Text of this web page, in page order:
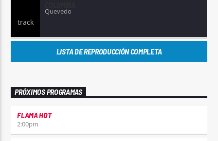
Quevedo
LISTA DE REPRODUCCIÓN COMPLETA
PRÓXIMOS PROGRAMAS
FLAMA HOT
2:00pm